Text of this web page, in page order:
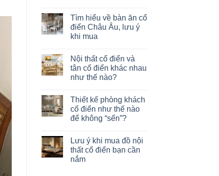
Tìm hiểu về bàn ăn cổ
điển Châu Âu, lưu ý
khi mua
Nội thất cổ điển và
tân cổ điển khác nhau
như thế nào?
Thiết kế phòng khách
cổ điển như thế nào
để không “sến”?
Lưu ý khi mua đồ nội
thất cổ điển bạn cần
nắm